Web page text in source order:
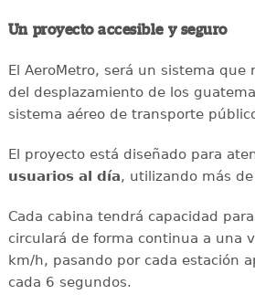
Un proyecto accesible y seguro
El AeroMetro, será un sistema que
del desplazamiento de los
sistema aéreo de transporte
El proyecto está diseñado para
usuarios al día, utilizando más de
Cada cabina tendrá capacidad
circulará de forma continua a una
km/h, pasando por cada estación
cada 6 segundos.